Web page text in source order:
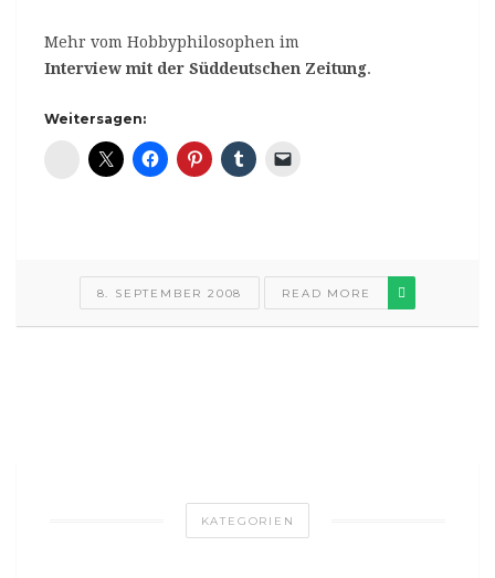
Mehr vom Hobbyphilosophen im
Interview mit der Süddeutschen Zeitung.
Weitersagen:
Diaspora*
8. SEPTEMBER 2008 READ MORE
KATEGORIEN